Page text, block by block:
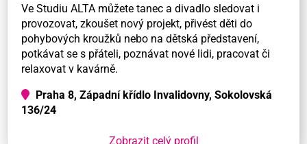
Ve Studiu ALTA můžete tanec a divadlo sledovat i
provozovat, zkoušet nový projekt, přivést děti do
pohybových kroužků nebo na dětská představení,
potkávat se s přáteli, poznávat nové lidi, pracovat či
relaxovat v kavárně.
Praha 8, Západní křídlo Invalidovny, Sokolovská
136/24
Zobrazit celý profil